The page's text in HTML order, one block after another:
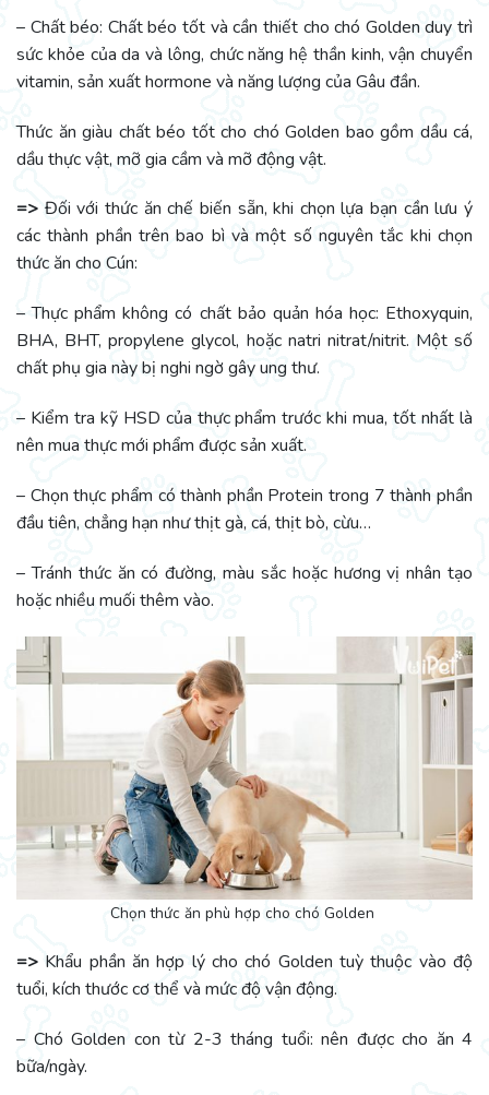
– Chất béo: Chất béo tốt và cần thiết cho chó Golden duy trì
sức khỏe của da và lông, chức năng hệ thần kinh, vận chuyển
vitamin, sản xuất hormone và năng lượng của Gâu đần.
Thức ăn giàu chất béo tốt cho chó Golden bao gồm dầu cá,
dầu thực vật, mỡ gia cầm và mỡ động vật.
=> Đối với thức ăn chế biến sẵn, khi chọn lựa bạn cần lưu ý
các thành phần trên bao bì và một số nguyên tắc khi chọn
thức ăn cho Cún:
– Thực phẩm không có chất bảo quản hóa học: Ethoxyquin,
BHA, BHT, propylene glycol, hoặc natri nitrat/nitrit. Một số
chất phụ gia này bị nghi ngờ gây ung thư.
– Kiểm tra kỹ HSD của thực phẩm trước khi mua, tốt nhất là
nên mua thực mới phẩm được sản xuất.
– Chọn thực phẩm có thành phần Protein trong 7 thành phần
đầu tiên, chẳng hạn như thịt gà, cá, thịt bò, cừu…
– Tránh thức ăn có đường, màu sắc hoặc hương vị nhân tạo
hoặc nhiều muối thêm vào.
Chọn thức ăn phù hợp cho chó Golden
=> Khẩu phần ăn hợp lý cho chó Golden tuỳ thuộc vào độ
tuổi, kích thước cơ thể và mức độ vận động.
– Chó Golden con từ 2-3 tháng tuổi: nên được cho ăn 4
bữa/ngày.